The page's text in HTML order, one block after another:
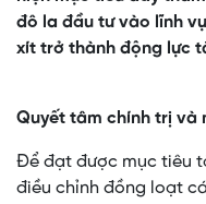
đô la đầu tư vào lĩnh
xít trở thành động lực
Quyết tâm chính trị và
Để đạt được mục tiêu
điều chỉnh đồng loạt